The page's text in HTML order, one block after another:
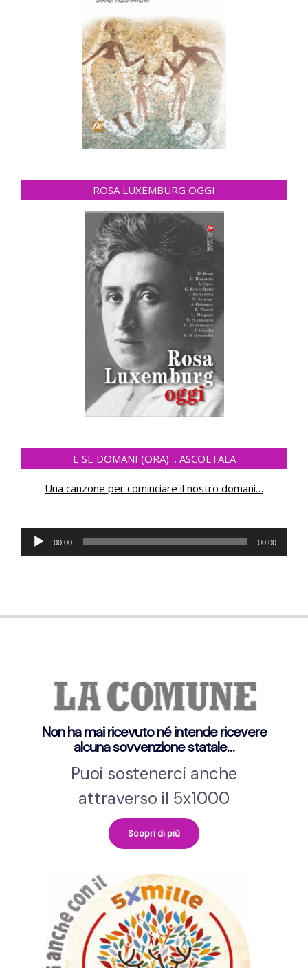
ROSA LUXEMBURG OGGI
E SE DOMANI (ORA)… ASCOLTALA
Una canzone per cominciare il nostro domani…
Audio
Player
00:00 00:00
Non ha mai ricevuto né intende ricevere
alcuna sovvenzione statale…
Puoi sostenerci anche
attraverso il 5x1000
Scopri di più